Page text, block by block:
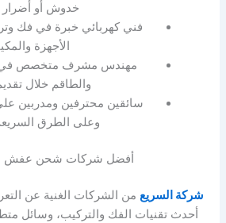
خدوش أو أضرار
فني كهربائي خبرة في فك
الأجهزة
مهندس مشرف متخصص في
والطاقم خلال
سائقين محترفين ومدربين
وعلى الطرق
أفضل شركات شحن عفش
شركة السريع من الشركات الغنية عن
أحدث تقنيات الفك والتركيب، وسائل